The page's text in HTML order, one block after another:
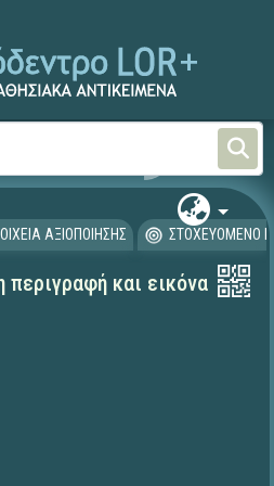
ΑΞΙΟΠΟΙΗΣΗΣ ΣΤΟΧΕΥΟΜΕΝΟ
και εικόνα